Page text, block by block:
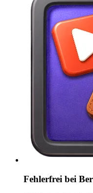
Fehlerfrei bei